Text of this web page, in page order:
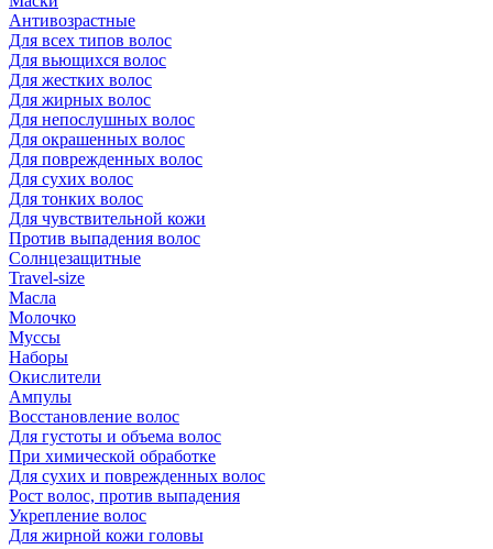
Антивозрастные
Для всех типов волос
Для вьющихся волос
Для жестких волос
Для жирных волос
Для непослушных волос
Для окрашенных волос
Для поврежденных волос
Для сухих волос
Для тонких волос
Для чувствительной кожи
Против выпадения волос
Солнцезащитные
Travel-size
Масла
Молочко
Муссы
Наборы
Окислители
Ампулы
Восстановление волос
Для густоты и объема волос
При химической обработке
Для сухих и поврежденных волос
Рост волос, против выпадения
Укрепление волос
Для жирной кожи головы